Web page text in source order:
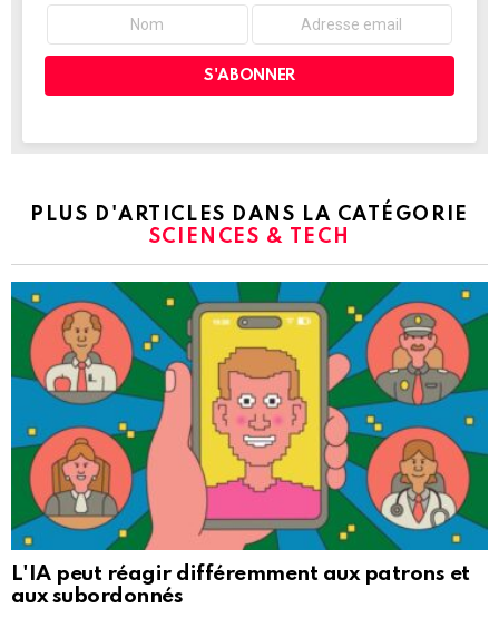
PLUS D'ARTICLES DANS LA CATÉGORIE
SCIENCES & TECH
L'IA peut réagir différemment aux patrons et
aux subordonnés